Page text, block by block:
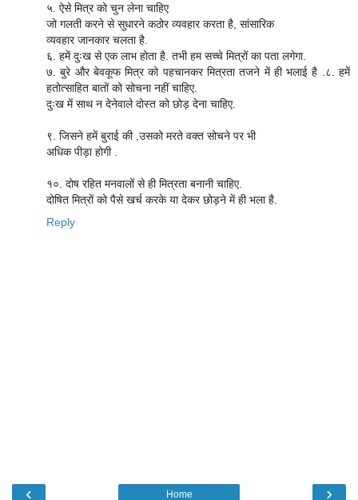
५. ऐसे मित्र को चुन लेना चाहिए
जो गलती करने से सुधारने कठोर व्यवहार करता है, सांसारिक
व्यवहार जानकार चलता है.
६. हमें दुःख से एक लाभ होता है. तभी हम सच्चे मित्रों का पता लगेगा.
७. बुरे और बेवकूफ मित्र को पहचानकर मित्रता तजने में ही भलाई है .८. हमें
हतोत्साहित बातों को सोचना नहीं चाहिए.
दुःख में साथ न देनेवाले दोस्त को छोड़ देना चाहिए.
९. जिसने हमें बुराई की ,उसको मरते वक्त सोचने पर भी
अधिक पीड़ा होगी .
१०. दोष रहित मनवालों से ही मित्रता बनानी चाहिए.
दोषित मित्रों को पैसे खर्च करके या देकर छोड़ने में ही भला है.
Reply
‹ ›
Home